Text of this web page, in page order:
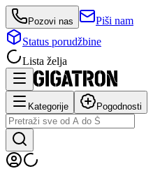
Pozovi nas
Piši nam
Status porudžbine
Lista želja
Kategorije Pogodnosti